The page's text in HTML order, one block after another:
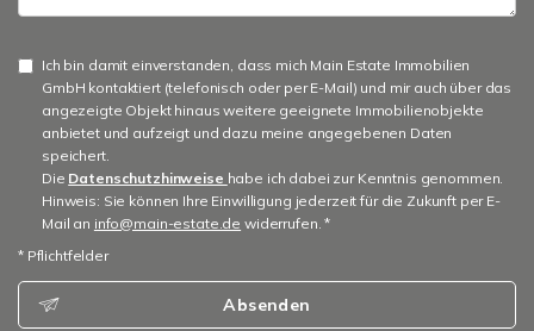
Ich bin damit einverstanden, dass mich Main Estate Immobilien
GmbH kontaktiert (telefonisch oder per E-Mail) und mir auch über das
angezeigte Objekt hinaus weitere geeignete Immobilienobjekte
anbietet und aufzeigt und dazu meine angegebenen Daten
speichert.
Die Datenschutzhinweise habe ich dabei zur Kenntnis genommen.
Hinweis: Sie können Ihre Einwilligung jederzeit für die Zukunft per E-
Mail an info@main-estate.de widerrufen. *
* Pflichtfelder
Absenden